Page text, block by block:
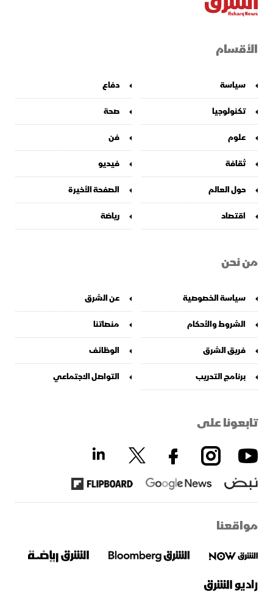
الأقسام
سياسة
دفاع
تكنولوجيا
صحة
علوم
فن
ثقافة
فيديو
حول العالم
الصفحة الأخيرة
اقتصاد
رياضة
من نحن
سياسة الخصوصية
عن الشرق
الشروط والأحكام
منصاتنا
فريق الشرق
الوظائف
برنامج التدريب
التواصل الاجتماعي
تابعونا على
مواقعنا